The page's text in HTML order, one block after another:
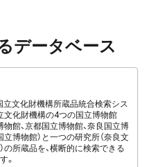
データベース
立文化財機構所蔵品統合検索シス
文化財機構の4つの国立博物館
物館、京都国立博物館、奈良国立博
立博物館）と一つの研究所（奈良文
の所蔵品を、横断的に検索できる
。